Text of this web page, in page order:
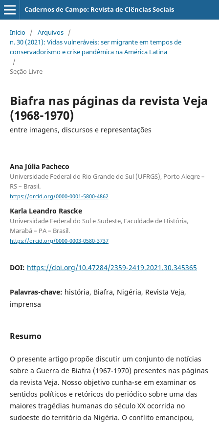
Cadernos de Campo: Revista de Ciências Sociais
Início / Arquivos /
n. 30 (2021): Vidas vulneráveis: ser migrante em tempos de
conservadorismo e crise pandêmica na América Latina
/
Seção Livre
Biafra nas páginas da revista Veja
(1968-1970)
entre imagens, discursos e representações
Ana Júlia Pacheco
Universidade Federal do Rio Grande do Sul (UFRGS), Porto Alegre –
RS – Brasil.
https://orcid.org/0000-0001-5800-4862
Karla Leandro Rascke
Universidade Federal do Sul e Sudeste, Faculdade de História,
Marabá – PA – Brasil.
https://orcid.org/0000-0003-0580-3737
DOI: https://doi.org/10.47284/2359-2419.2021.30.345365
Palavras-chave: história, Biafra, Nigéria, Revista Veja,
imprensa
Resumo
O presente artigo propõe discutir um conjunto de notícias
sobre a Guerra de Biafra (1967-1970) presentes nas páginas
da revista Veja. Nosso objetivo cunha-se em examinar os
sentidos políticos e retóricos do periódico sobre uma das
maiores tragédias humanas do século XX ocorrida no
sudoeste do território da Nigéria. O conflito emancipou,